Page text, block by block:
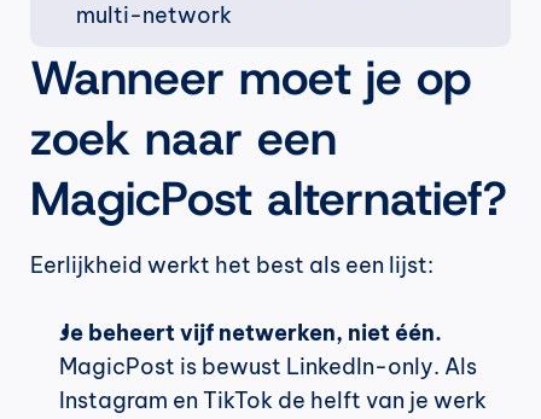
multi-network
Wanneer moet je op
zoek naar een
MagicPost alternatief?
Eerlijkheid werkt het best als een lijst:
Je beheert vijf netwerken, niet één.
MagicPost is bewust LinkedIn-only. Als
Instagram en TikTok de helft van je werk